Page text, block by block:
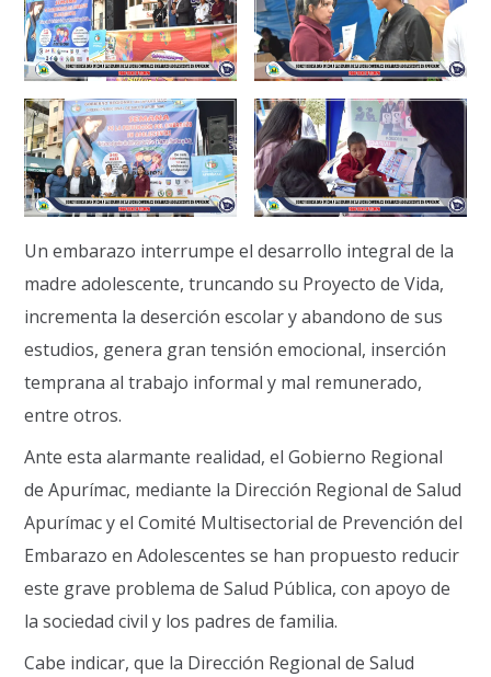
Un embarazo interrumpe el desarrollo integral de la
madre adolescente, truncando su Proyecto de Vida,
incrementa la deserción escolar y abandono de sus
estudios, genera gran tensión emocional, inserción
temprana al trabajo informal y mal remunerado,
entre otros.
Ante esta alarmante realidad, el Gobierno Regional
de Apurímac, mediante la Dirección Regional de Salud
Apurímac y el Comité Multisectorial de Prevención del
Embarazo en Adolescentes se han propuesto reducir
este grave problema de Salud Pública, con apoyo de
la sociedad civil y los padres de familia.
Cabe indicar, que la Dirección Regional de Salud